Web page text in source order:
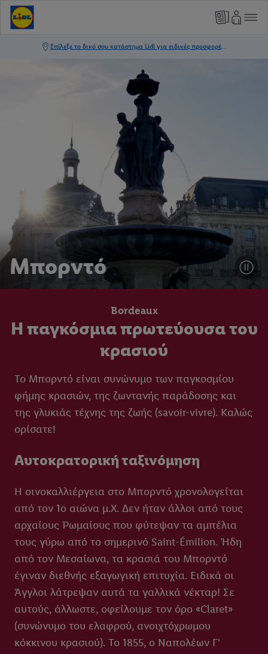
Μπορντό
Bordeaux
Η παγκόσμια πρωτεύουσα του
κρασιού
Το Μπορντό είναι συνώνυμο των παγκοσμίου
φήμης κρασιών, της ζωντανής παράδοσης και
της γλυκιάς τέχνης της ζωής (savoir-vivre). Καλώς
ορίσατε!
Αυτοκρατορική ταξινόμηση
Η οινοκαλλιέργεια στο Μπορντό χρονολογείται
από τον 1ο αιώνα μ.Χ. Δεν ήταν άλλοι από τους
αρχαίους Ρωμαίους που φύτεψαν τα αμπέλια
τους γύρω από το σημερινό Saint-Émilion. Ήδη
από τον Μεσαίωνα, τα κρασιά του Μπορντό
έγιναν διεθνής εξαγωγική επιτυχία. Ειδικά οι
Άγγλοι λάτρεψαν αυτά τα γαλλικά νέκταρ! Σε
αυτούς, άλλωστε, οφείλουμε τον όρο «Claret»
(συνώνυμο του ελαφρού, ανοιχτόχρωμου
κόκκινου κρασιού). Το 1855, ο Ναπολέων Γ'